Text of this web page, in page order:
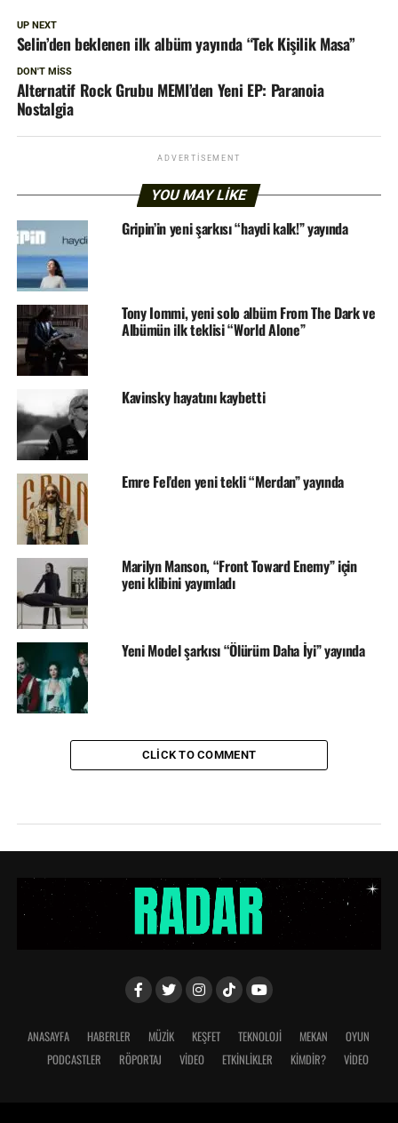
UP NEXT
Selin’den beklenen ilk albüm yayında “Tek Kişilik Masa”
DON'T MISS
Alternatif Rock Grubu MEMI’den Yeni EP: Paranoia
Nostalgia
ADVERTISEMENT
YOU MAY LIKE
Gripin’in yeni şarkısı “haydi kalk!” yayında
Tony Iommi, yeni solo albüm From The Dark ve
Albümün ilk teklisi “World Alone”
Kavinsky hayatını kaybetti
Emre Fel’den yeni tekli “Merdan” yayında
Marilyn Manson, “Front Toward Enemy” için
yeni klibini yayımladı
Yeni Model şarkısı “Ölürüm Daha İyi” yayında
CLICK TO COMMENT
ANASAYFA HABERLER MÜZİK KEŞFET TEKNOLOJİ MEKAN
OYUN
PODCASTLER
RÖPORTAJ VİDEO ETKİNLİKLER KİMDİR? VIDEO